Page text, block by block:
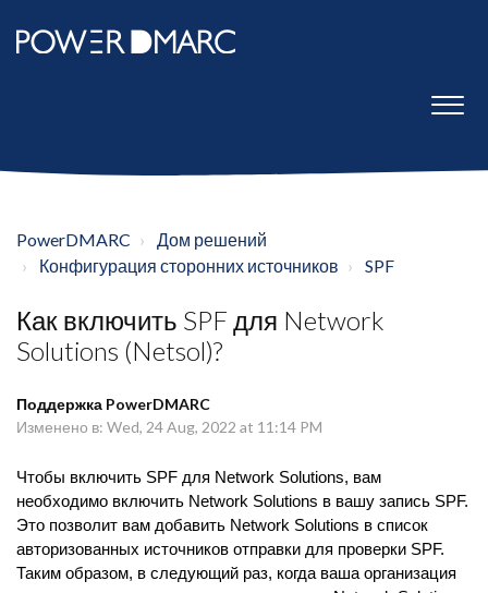
PowerDMARC
Дом решений
Конфигурация сторонних источников
SPF
Как включить SPF для Network
Solutions (Netsol)?
Поддержка PowerDMARC
Изменено в: Wed, 24 Aug, 2022 at 11:14 PM
Чтобы включить SPF для Network Solutions, вам
необходимо включить Network Solutions в вашу запись SPF.
Это позволит вам добавить Network Solutions в список
авторизованных источников отправки для проверки SPF.
Таким образом, в следующий раз, когда ваша организация